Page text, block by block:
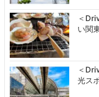
＜
い関
＜
光ス